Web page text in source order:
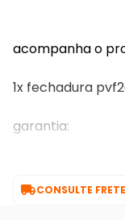
acompanha o
1x fechadura
garantia:
CONSULTE FRETE